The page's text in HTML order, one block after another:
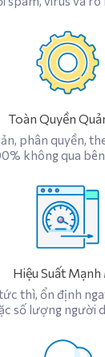
Toàn Quyền
phân quyền,
không qua
Hiệu Suất Mạnh
thì, ổn định
số lượng người